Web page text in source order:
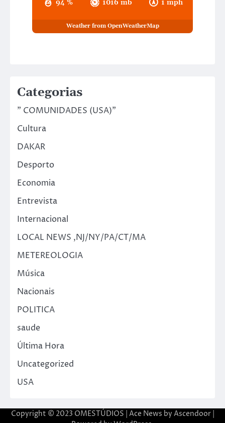
94 % 1016 mb 1 mph
Weather from OpenWeatherMap
Categorias
" COMUNIDADES (USA)"
Cultura
DAKAR
Desporto
Economia
Entrevista
Internacional
LOCAL NEWS ,NJ/NY/PA/CT/MA
METEREOLOGIA
Música
Nacionais
POLITICA
saude
Última Hora
Uncategorized
USA
Copyright © 2023 OMESTÚDIOS | Ace News by Ascendoor|